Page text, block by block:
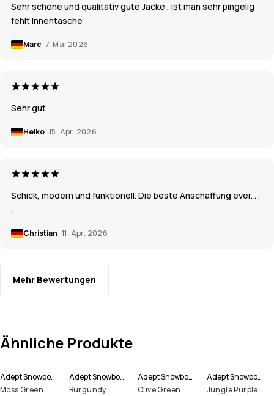
Sehr schöne und qualitativ gute Jacke , ist man sehr pingelig
fehlt Innentasche
Marc 7. Mai 2026
Sehr gut
Heiko 15. Apr. 2026
Schick, modern und funktionell. Die beste Anschaffung ever. . .
.
Christian 11. Apr. 2026
Mehr Bewertungen
Ähnliche Produkte
Adept Snowboardjacke Herren
Moss Green
Adept Snowboardjacke Herren
Burgundy
Adept Snowboardjacke Herren
Olive Green
Adept Snowboardjacke Herren
Jungle Purple